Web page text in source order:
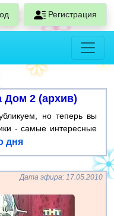
Регистрация
Дом 2 (архив)
но теперь вы
- самые интересные
дня
Дата эфира: 17.05.2010